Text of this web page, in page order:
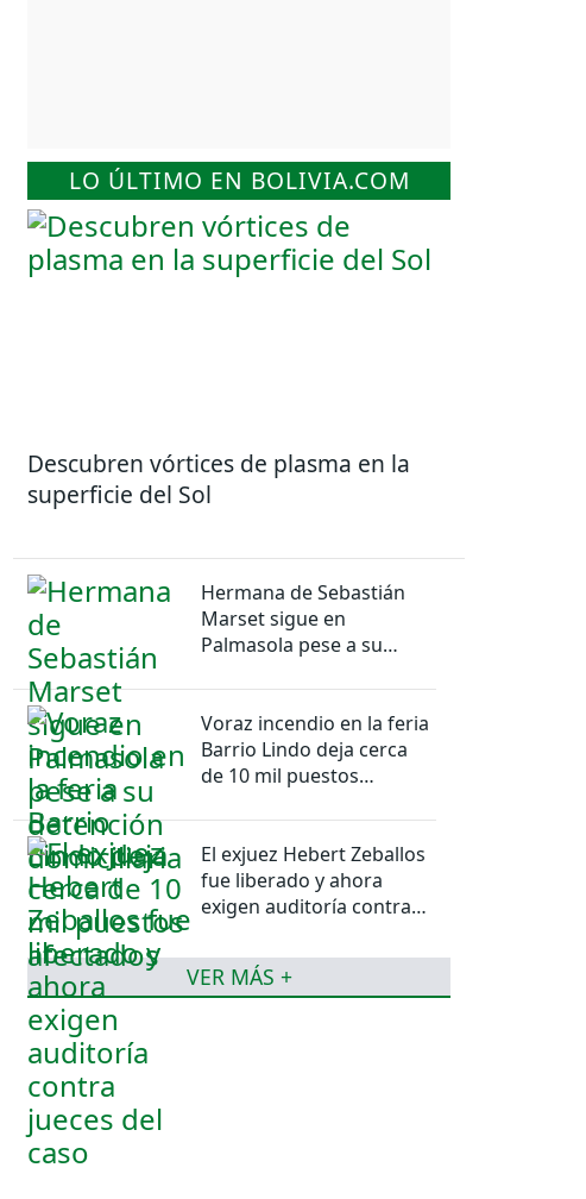
LO ÚLTIMO EN BOLIVIA.COM
Descubren vórtices de plasma en la
superficie del Sol
Hermana de Sebastián
Marset sigue en
Palmasola pese a su
Voraz incendio en la feria
Barrio Lindo deja cerca
de 10 mil puestos
El exjuez Hebert Zeballos
fue liberado y ahora
exigen auditoría contra
VER MÁS +